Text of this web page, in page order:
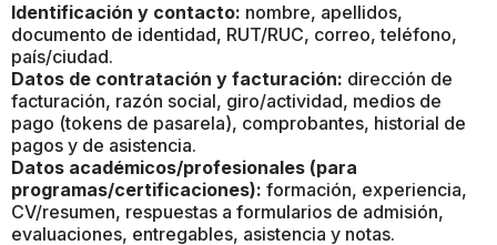
Identificación y contacto: nombre, apellidos,
documento de identidad, RUT/RUC, correo, teléfono,
país/ciudad.
Datos de contratación y facturación: dirección de
facturación, razón social, giro/actividad, medios de
pago (tokens de pasarela), comprobantes, historial de
pagos y de asistencia.
Datos académicos/profesionales (para
programas/certificaciones): formación, experiencia,
CV/resumen, respuestas a formularios de admisión,
evaluaciones, entregables, asistencia y notas.